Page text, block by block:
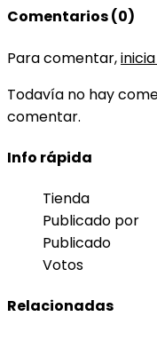
Comentarios (0)
Para comentar,
Todavía no hay
comentar.
Info rápida
Tienda
Publicado por
Publicado
Votos
Relacionadas